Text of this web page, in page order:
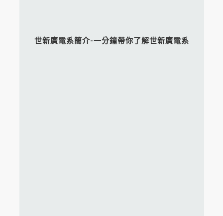
世新廣電系簡介-一分鐘帶你了解世新廣電系